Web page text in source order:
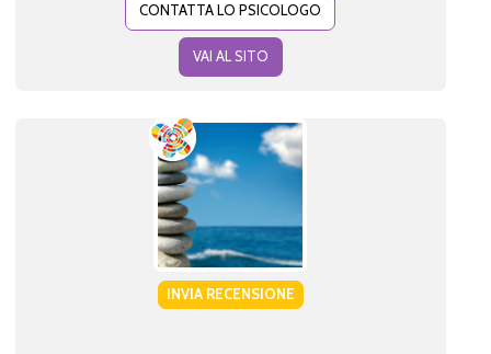
CONTATTA LO PSICOLOGO
VAI AL SITO
INVIA RECENSIONE